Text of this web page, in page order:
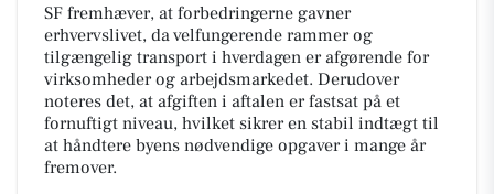
SF fremhæver, at forbedringerne gavner
erhvervslivet, da velfungerende rammer og
tilgængelig transport i hverdagen er afgørende for
virksomheder og arbejdsmarkedet. Derudover
noteres det, at afgiften i aftalen er fastsat på et
fornuftigt niveau, hvilket sikrer en stabil indtægt til
at håndtere byens nødvendige opgaver i mange år
fremover.